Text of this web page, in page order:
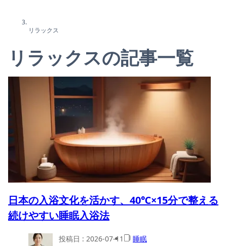
リラックス
リラックスの記事一覧
日本の入浴文化を活かす、40℃×15分で整える
続けやすい睡眠入浴法
投稿日 : 2026-07-11 睡眠